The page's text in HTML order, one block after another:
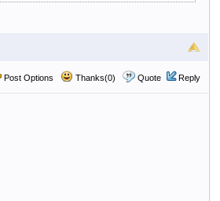
Post Options Thanks(0) Quote Reply